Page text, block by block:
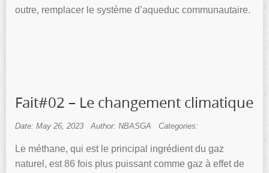
outre, remplacer le système d’aqueduc communautaire.
Fait#02 – Le changement climatique
Date: May 26, 2023 Author: NBASGA Categories:
Le méthane, qui est le principal ingrédient du gaz
naturel, est 86 fois plus puissant comme gaz à effet de